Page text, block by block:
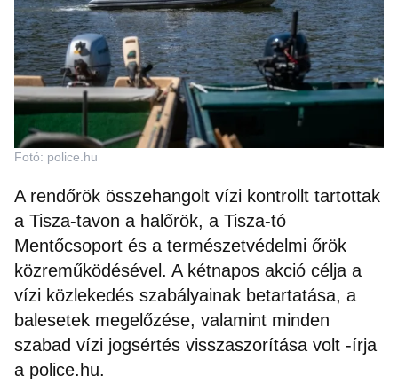
Fotó: police.hu
A rendőrök összehangolt vízi kontrollt tartottak
a Tisza-tavon a halőrök, a Tisza-tó
Mentőcsoport és a természetvédelmi őrök
közreműködésével. A kétnapos akció célja a
vízi közlekedés szabályainak betartatása, a
balesetek megelőzése, valamint minden
szabad vízi jogsértés visszaszorítása volt -írja
a police.hu.